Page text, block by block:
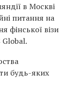
в Москві
питання на
фінської візи
будь-яких